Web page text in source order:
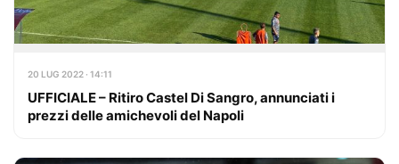
20 LUG 2022 · 14:11
UFFICIALE – Ritiro Castel Di Sangro, annunciati i
prezzi delle amichevoli del Napoli